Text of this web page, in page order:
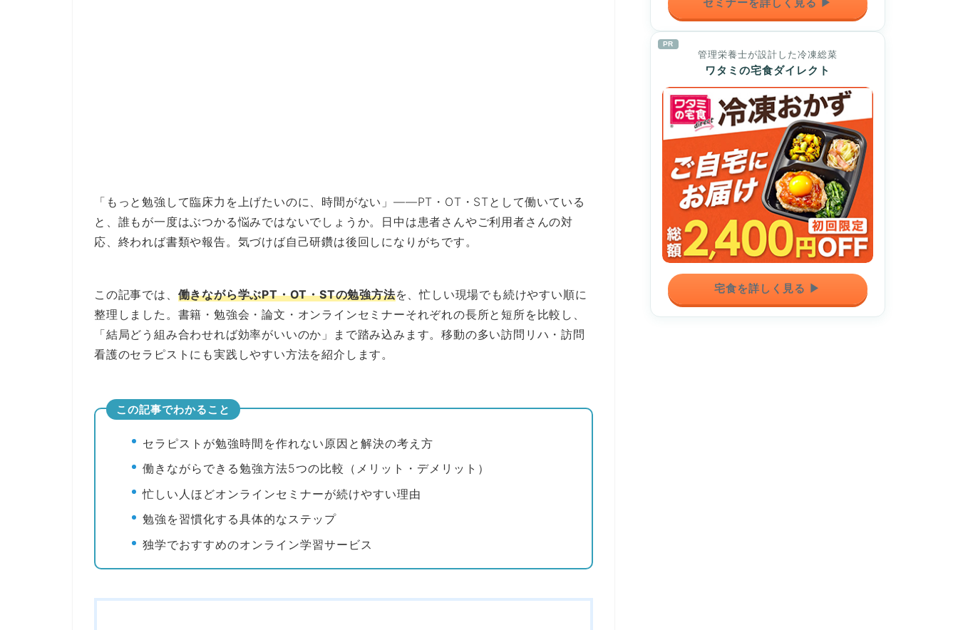
「もっと勉強して臨床力を上げたいのに、時間がない」——PT・OT・STとして働いている
と、誰もが一度はぶつかる悩みではないでしょうか。日中は患者さんやご利用者さんの対
応、終われば書類や報告。気づけば自己研鑽は後回しになりがちです。
この記事では、 働きながら学ぶPT・OT・STの勉強方法を、忙しい現場でも続けやすい順に
整理しました。書籍・勉強会・論文・オンラインセミナーそれぞれの長所と短所を比較し、
「結局どう組み合わせれば効率がいいのか」まで踏み込みます。移動の多い訪問リハ・訪問
看護のセラピストにも実践しやすい方法を紹介します。
この記事でわかること
セラピストが勉強時間を作れない原因と解決の考え方
働きながらできる勉強方法5つの比較（メリット・デメリット）
忙しい人ほどオンラインセミナーが続けやすい理由
勉強を習慣化する具体的なステップ
独学でおすすめのオンライン学習サービス
PR
管理栄養士が設計した冷凍総菜
ワタミの宅食ダイレクト
宅食を詳しく見る ▶